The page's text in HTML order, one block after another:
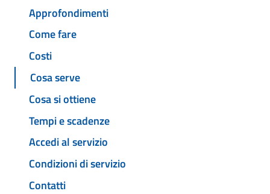
Approfondimenti
Come fare
Costi
Cosa serve
Cosa si ottiene
Tempi e scadenze
Accedi al servizio
Condizioni di servizio
Contatti